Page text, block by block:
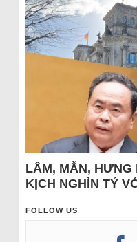
LÂM, MẪN, HƯNG
KỊCH NGHÌN TỶ
FOLLOW US